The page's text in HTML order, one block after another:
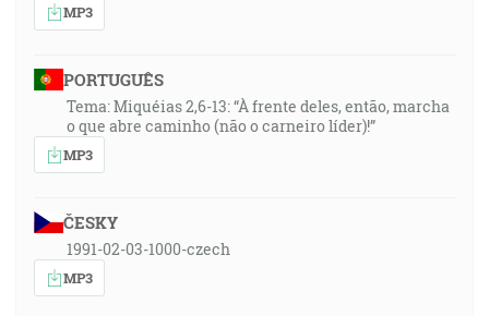
MP3
PORTUGUÊS
Tema: Miquéias 2,6-13: “À frente deles, então, marcha
o que abre caminho (não o carneiro líder)!”
MP3
ČESKY
1991-02-03-1000-czech
MP3